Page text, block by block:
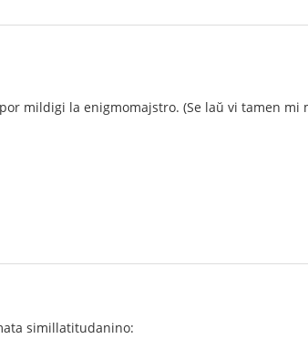
mildigi la enigmomajstro. (Se laŭ vi tamen mi
simillatitudanino: